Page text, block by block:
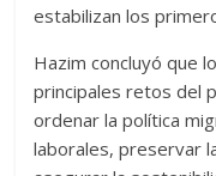
estabilizan los
Hazim concluyó que
principales retos del
ordenar la política
laborales, preservar